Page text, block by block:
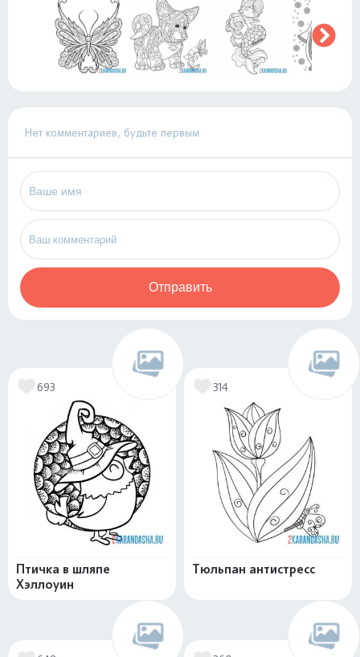
Нет комментариев, будьте первым
Отправить
693
Птичка в шляпе
Хэллоуин
314
Тюльпан антистресс